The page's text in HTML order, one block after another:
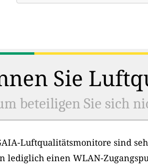
Sie
beteiligen Sie sich
Luftqualitätsmonitore sind
lediglich einen WLAN-